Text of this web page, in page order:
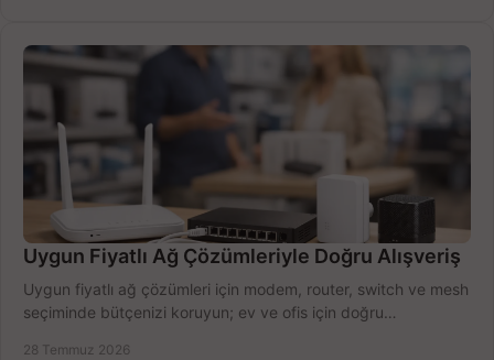
Uygun Fiyatlı Ağ Çözümleriyle Doğru Alışveriş
Uygun fiyatlı ağ çözümleri için modem, router, switch ve mesh
seçiminde bütçenizi koruyun; ev ve ofis için doğru
28 Temmuz 2026